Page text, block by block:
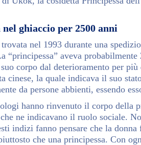
ghiaccio per 2500 anni
nel 1993 durante una
“principessa” aveva
corpo dal deterioramento per
cinese, la quale indicava il suo
da persone abbienti, essendo
hanno rinvenuto il corpo della
ne indicavano il ruolo sociale.
indizi fanno pensare che la
che una principessa. Con